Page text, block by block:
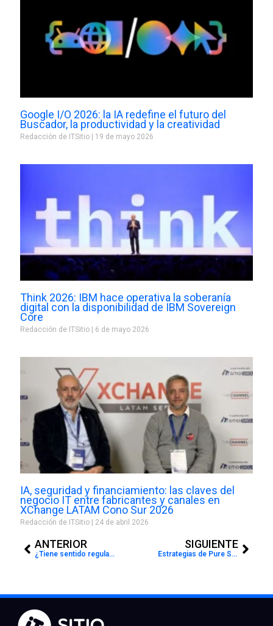
Google I/O 2026: la IA redefine el futuro del
Buscador, la productividad y la creatividad
Redacción de ITSitio 19 de mayo 2026
Think 2026: IBM hace operativa la soberanía
digital con la disponibilidad de IBM Sovereign
Core
Redacción de ITSitio 6 de mayo 2026
IA, seguridad y financiamiento: las claves del
negocio IT entre fabricantes y canales en
XChange LATAM Cono Sur 2026
Redacción de ITSitio 24 de abril 2026
ANTERIOR
¿Tiene sentido regular la Inteligencia Artificial?
SIGUIENTE
Estrategias de Pure Storage para la IA y la seguridad en Latinoamérica